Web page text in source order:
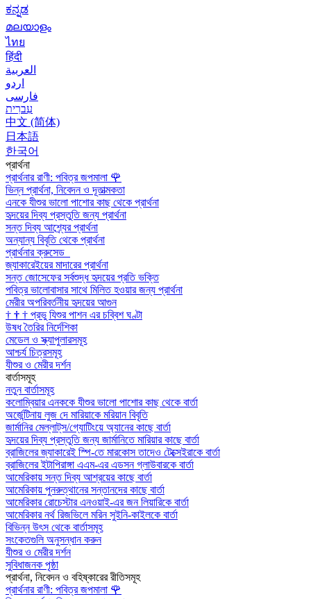
ಕನ್ನಡ
മലയാളം
ไทย
हिंदी
العربية
اردو
فارسی
עִברִית
中文 (简体)
日本語
한국어
প্রার্থনা
প্রার্থনার রাণী: পবিত্র জপমালা 🌹
ভিন্ন প্রার্থনা, নিবেদন ও দূতাত্মকতা
এনকে যীশুর ভালো পাশোর কাছ থেকে প্রার্থনা
হৃদয়ের দিব্য প্রস্তুতি জন্য প্রার্থনা
সন্ত দিব্য আশ্র্যের প্রার্থনা
অন্যান্য বিবৃতি থেকে প্রার্থনা
প্রার্থনার ক্রুসেড
জ্যাকারেইয়ের মাদারের প্রার্থনা
সন্ত জোসেফের সর্বশুদ্ধ হৃদয়ের প্রতি ভক্তি
পবিত্র ভালোবাসার সাথে মিলিত হওয়ার জন্য প্রার্থনা
মেরীর অপরিবর্তনীয় হৃদয়ের আগুন
† † † প্রভু যিশুর পাশন এর চব্বিশ ঘণ্টা
উষধ তৈরির নির্দেশিকা
মেডেল ও স্ক্যাপুলারসমূহ
আশ্চর্য চিত্রসমূহ
যীশুর ও মেরীর দর্শন
বার্তাসমূহ
নতুন বার্তাসমূহ
কলোম্বিয়ার এনককে যীশুর ভালো পাশোর কাছ থেকে বার্তা
অর্জেন্টিনায় লুজ দে মারিয়াকে মরিয়ান বিবৃতি
জার্মানির মেল্লাট্‌স/গ্যোটিংয়ে অ্যানের কাছে বার্তা
হৃদয়ের দিব্য প্রস্তুতি জন্য জার্মানিতে মারিয়ার কাছে বার্তা
ব্রাজিলের জ্যাকারেই স্পি-তে মারকোস তাদেও টেক্সেইরাকে বার্তা
ব্রাজিলের ইটাপিরাঙ্গা এএম-এর এডসন গ্লাউবারকে বার্তা
আমেরিকায় সন্ত দিব্য আশ্রয়ের কাছে বার্তা
আমেরিকায় পুনরুত্থানের সন্তানদের কাছে বার্তা
আমেরিকার রোচেস্টার এনওয়াই-এর জন লিয়ারিকে বার্তা
আমেরিকার নর্থ রিজভিলে মরিন সুইনি-কাইলকে বার্তা
বিভিন্ন উৎস থেকে বার্তাসমূহ
সংকেতগুলি অনুসন্ধান করুন
যীশুর ও মেরীর দর্শন
সুবিধাজনক পৃষ্ঠা
প্রার্থনা, নিবেদন ও বহিষ্কারের রীতিসমূহ
প্রার্থনার রাণী: পবিত্র জপমালা 🌹